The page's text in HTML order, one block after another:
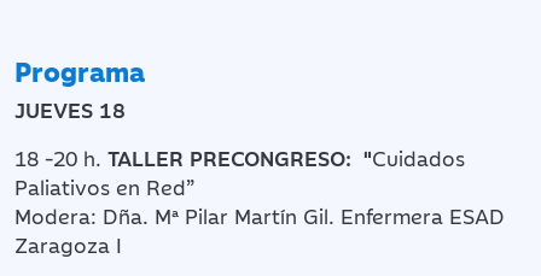
Programa
JUEVES 18
18 -20 h. TALLER PRECONGRESO: "Cuidados
Paliativos en Red”
Modera: Dña. Mª Pilar Martín Gil. Enfermera ESAD
Zaragoza I